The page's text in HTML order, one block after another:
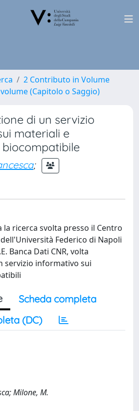
2 Contributo in Volume
(Capitolo o Saggio)
di un servizio
materiali e
;
la ricerca svolta presso il Centro
Federico di Napoli
Banca Dati CNR, volta
servizio informativo sui
Scheda completa
(DC)
Milone, M.